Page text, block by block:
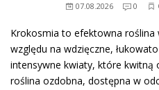
07.08.2026 0
Krokosmia to efektowna roślina
względu na wdzięczne,
intensywne kwiaty, które kwitną
roślina ozdobna, dostępna w